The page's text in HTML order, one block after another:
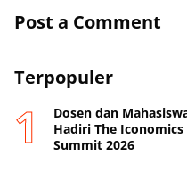
Post a Comment
Terpopuler
Dosen dan
Hadiri The
Summit 2026